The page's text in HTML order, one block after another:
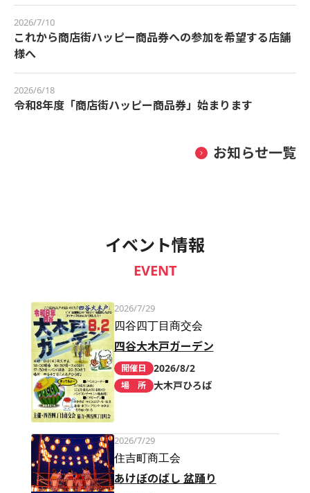
2026/7/10
これから商店街ハッピー商品券への参加を希望する店舗
様へ
2026/6/18
令和8年度「商店街ハッピー商品券」始まります
お知らせ一覧
イベント情報
EVENT
2026/7/29
四谷四丁目商交会
四谷大木戸ガーデン
開催日 2026/8/2
場 所 大木戸ひろば
2026/7/29
住吉町商工会
あけぼのばし 盆踊り